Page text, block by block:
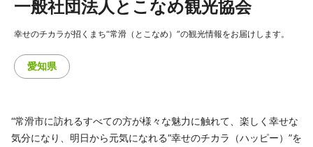
一般社団法人とこなめ観光協会
幸せのチカラが招くまち“常滑（とこなめ）”の観光情報をお届けします。
愛知県
“常滑市に訪れるすべての方が様々な魅力に触れて、楽しく幸せな
気分になり、明日から元気になれる“幸せのチカラ（ハッピー）”を